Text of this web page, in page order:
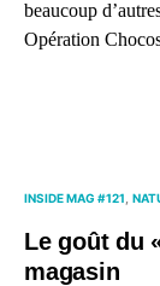
beaucoup
Opération
INSIDE MAG #121
Le goût du
magasin